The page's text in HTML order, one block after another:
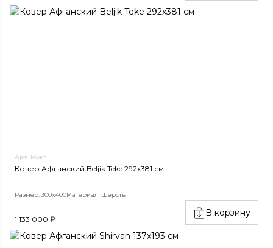
Арт. 145ат
Ковер Афганский Beljik Teke 292x381 см
Размер: 300x400Материал: Шерсть
1 133 000 ₽
В корзину